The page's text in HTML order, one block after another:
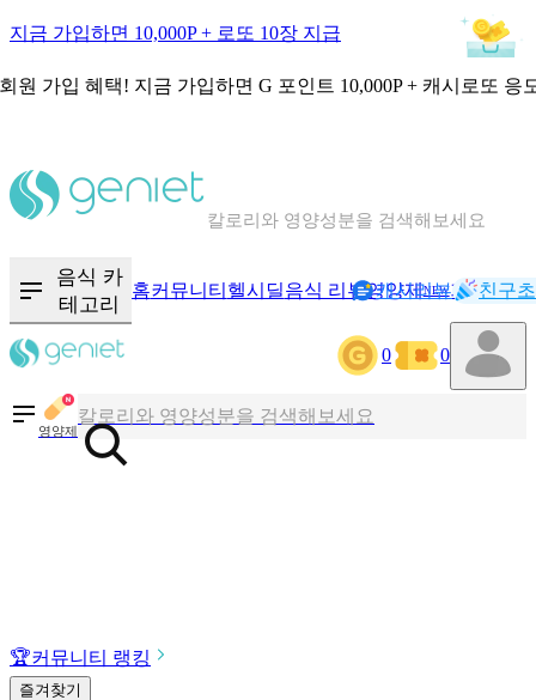
지금 가입하면 10,000P + 로또 10장 지급
원 가입 혜택! 지금 가입하면 G 포인트 10,000P + 캐시로또 응
혈당 · 다이어트 음식 검색해보세요
음식 카
테고리
홈커뮤니티 헬시딜음식 리뷰영양제NEW기록
캐시리뷰 친구
0 0
영양제혈당 · 다이어트 음식 검색해보세요
🏆커뮤니티 랭킹
즐겨찾기